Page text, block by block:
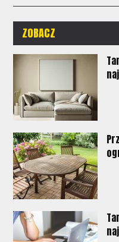
ZOBACZ